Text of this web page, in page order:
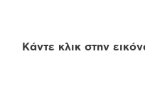
Κάντε κλικ στην
! Ενδέχεται